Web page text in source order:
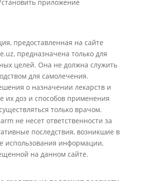
предоставленная на сайте
предназначена только для
целей. Она не должна служить
для самолечения.
о назначении лекарств и
их доз и способов применения
только врачом.
не несет ответственности за
последствия, возникшие в
использования информации,
на данном сайте.